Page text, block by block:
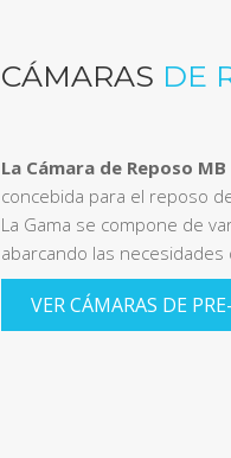
CÁMARAS DE
La Cámara de Reposo
concebida para el reposo
La Gama se compone de
abarcando las
VER CÁMARAS DE